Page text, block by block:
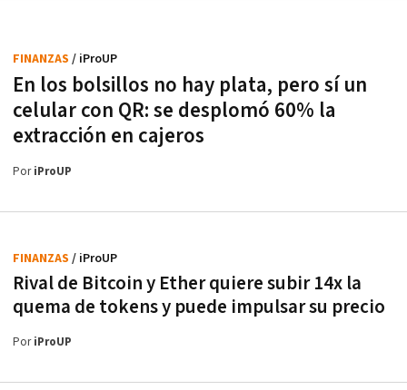
En los bolsillos no hay plata, pero sí un
celular con QR: se desplomó 60% la
extracción en cajeros
FINANZAS / iProUP
PoriProUP
Rival de Bitcoin y Ether quiere subir 14x la
quema de tokens y puede impulsar su precio
FINANZAS / iProUP
PoriProUP